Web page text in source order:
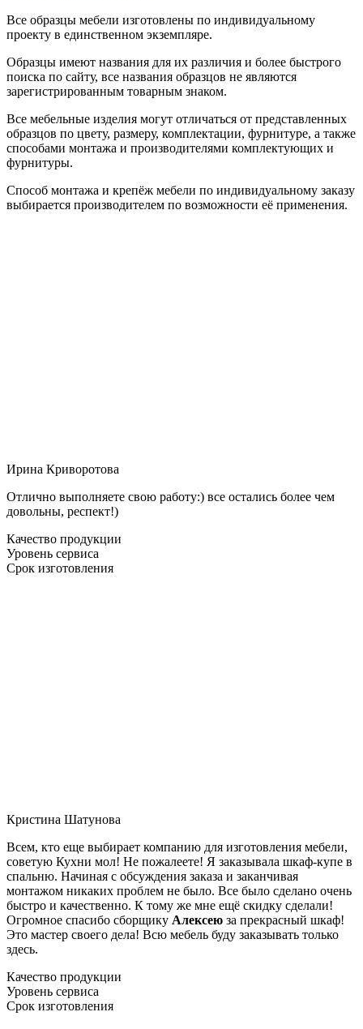
Все образцы мебели изготовлены по индивидуальному
проекту в единственном экземпляре.
Образцы имеют названия для их различия и более быстрого
поиска по сайту, все названия образцов не являются
зарегистрированным товарным знаком.
Все мебельные изделия могут отличаться от представленных
образцов по цвету, размеру, комплектации, фурнитуре, а также
способами монтажа и производителями комплектующих и
фурнитуры.
Способ монтажа и крепёж мебели по индивидуальному заказу
выбирается производителем по возможности её применения.
Ирина Криворотова
Отлично выполняете свою работу:) все остались более чем
довольны, респект!)
Качество продукции
Уровень сервиса
Срок изготовления
Кристина Шатунова
Всем, кто еще выбирает компанию для изготовления мебели,
советую Кухни мол! Не пожалеете! Я заказывала шкаф-купе в
спальню. Начиная с обсуждения заказа и заканчивая
монтажом никаких проблем не было. Все было сделано очень
быстро и качественно. К тому же мне ещё скидку сделали!
Огромное спасибо сборщику Алексею за прекрасный шкаф!
Это мастер своего дела! Всю мебель буду заказывать только
здесь.
Качество продукции
Уровень сервиса
Срок изготовления